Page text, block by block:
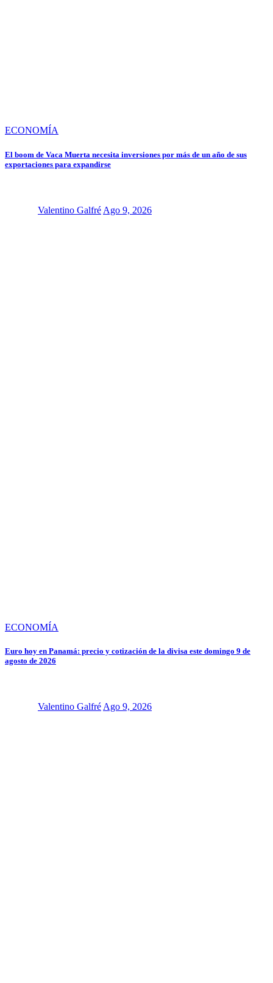
ECONOMÍA
El boom de Vaca Muerta necesita inversiones por más de un año de sus
exportaciones para expandirse
Valentino Galfré Ago 9, 2026
ECONOMÍA
Euro hoy en Panamá: precio y cotización de la divisa este domingo 9 de
agosto de 2026
Valentino Galfré Ago 9, 2026